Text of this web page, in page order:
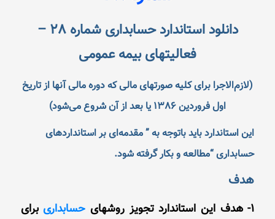
دانلود استاندارد حسابدارى شماره 28 –
فعالیتهاى بیمه عمومى
(لازم‌الاجرا برای کلیه صورتهای مالی که دوره مالی آنها از تاریخ
اول فروردین 1386 یا بعد از آن شروع می‌شود)
این استاندارد باید باتوجه به ” مقدمه‌ای بر استانداردهاى
حسابدارى “مطالعه و بكار گرفته شود.
هدف
1- هدف این استاندارد تجویز روشهاى حسابدارى براى